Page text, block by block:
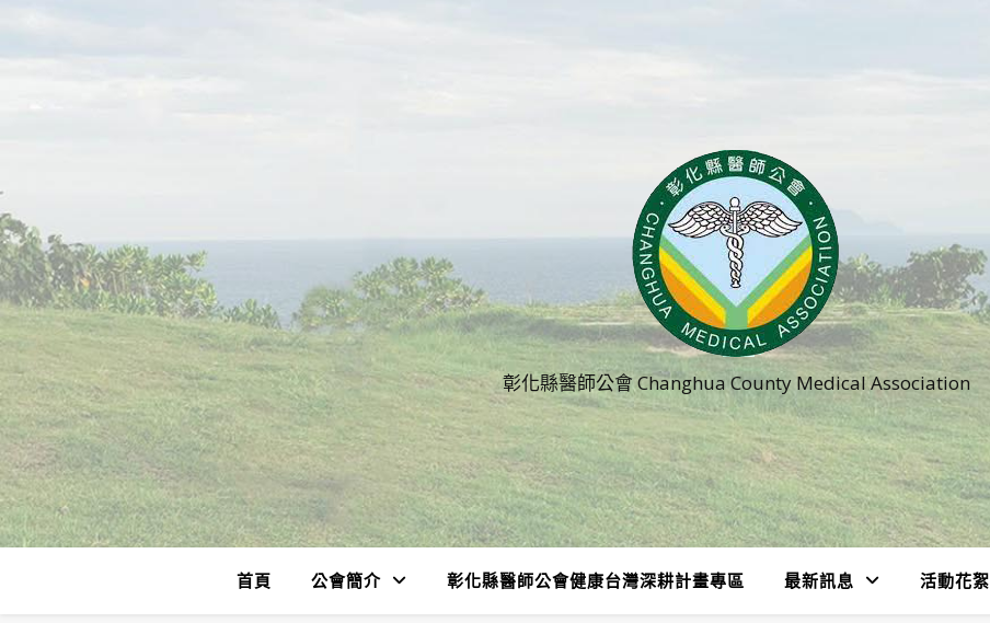
彰化縣醫師公會 Changhua County Medical Association
首頁 公會簡介 彰化縣醫師公會健康台灣深耕計畫專區 最新訊息 活動花絮